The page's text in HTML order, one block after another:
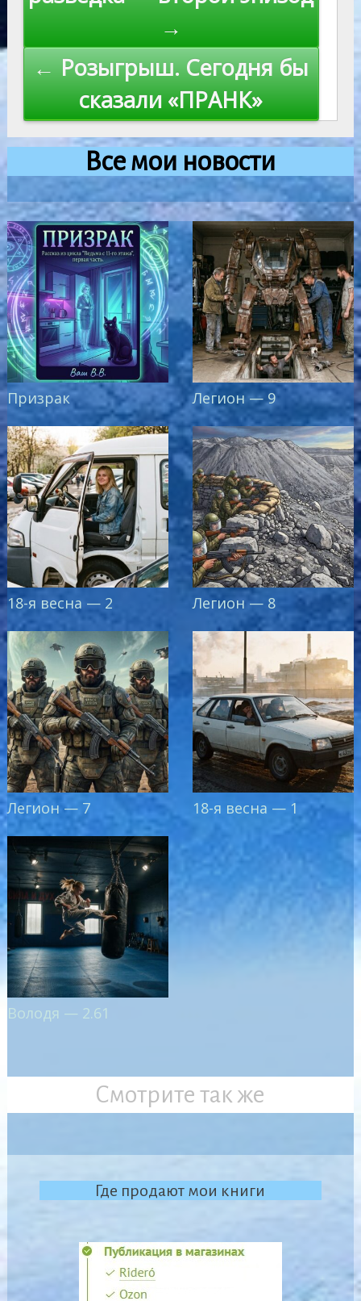
записям
→
← Розыгрыш. Сегодня бы
сказали «ПРАНК»
Все мои новости
Призрак Легион — 9
18-я весна — 2 Легион — 8
Легион — 7 18-я весна — 1
Володя — 2.61
Смотрите так же
Где продают мои книги